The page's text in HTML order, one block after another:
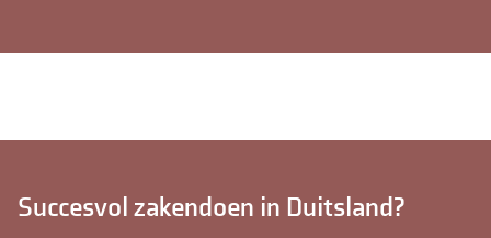
Succesvol zakendoen in Duitsland?